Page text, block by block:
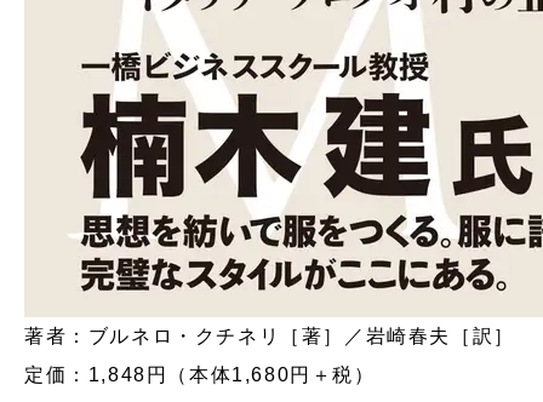
著者：ブルネロ・クチネリ［著］／岩崎春夫［訳］
定価：1,848円（本体1,680円＋税）